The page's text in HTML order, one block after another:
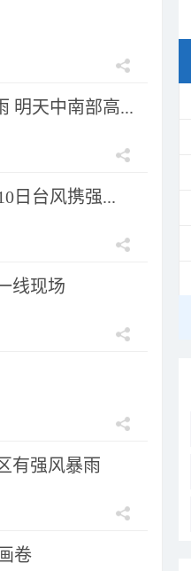
明天中南部高...
日台风携强...
线现场
有强风暴雨
卷